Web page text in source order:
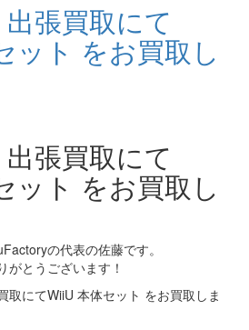
張買取にて
ット をお買取し
張買取にて
ット をお買取し
の代表の佐藤です。
がとうございます！
取にてWiiU 本体セット をお買取しま